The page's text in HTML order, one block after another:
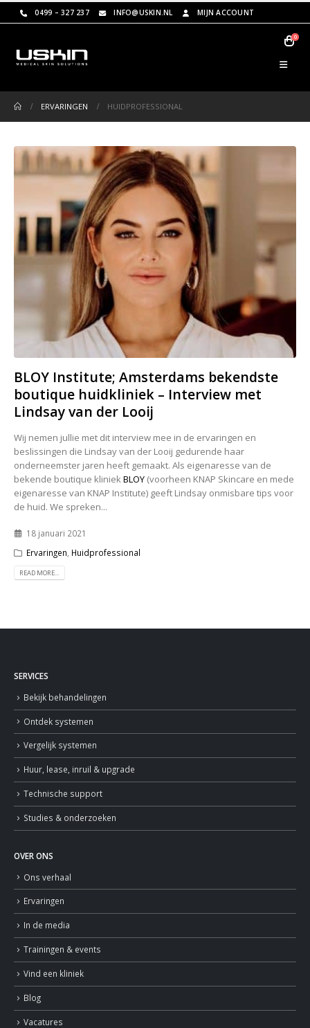
0499 – 327 237 INFO@USKIN.NL MIJN ACCOUNT
0
ERVARINGEN HUIDPROFESSIONAL
BLOY Institute; Amsterdams bekendste
boutique huidkliniek – Interview met
Lindsay van der Looij
Wij nemen jullie met dit interview mee in de ervaringen en
beslissingen die Lindsay van der Looij gedurende haar
onderneemster jaren heeft gemaakt. Als eigenaresse van de
bekende boutique kliniekBLOY (voorheen KNAP Skincare en mede
eigenaresse van KNAP Institute) geeft Lindsay onmisbare tips voor
de huid. We spreken...
18 januari 2021
Ervaringen, Huidprofessional
READ MORE...
SERVICES
Bekijk behandelingen
Ontdek systemen
Vergelijk systemen
Huur, lease, inruil & upgrade
Technische support
Studies & onderzoeken
OVER ONS
Ons verhaal
Ervaringen
In de media
Trainingen & events
Vind een kliniek
Blog
Vacatures